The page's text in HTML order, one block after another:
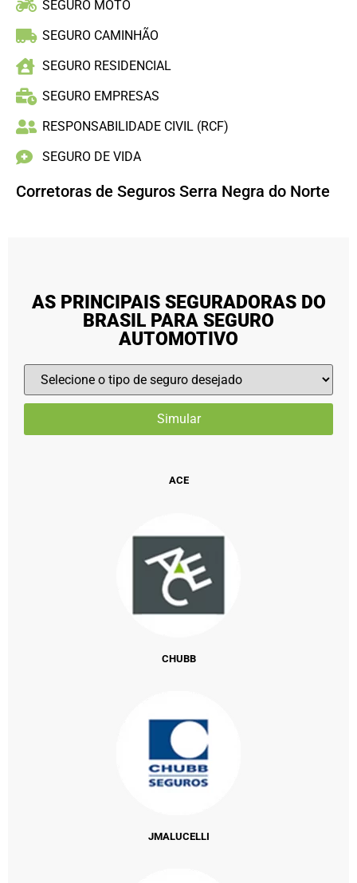
SEGURO MOTO
SEGURO CAMINHÃO
SEGURO RESIDENCIAL
SEGURO EMPRESAS
RESPONSABILIDADE CIVIL (RCF)
SEGURO DE VIDA
Corretoras de Seguros Serra Negra do Norte
AS PRINCIPAIS SEGURADORAS DO
BRASIL PARA SEGURO
AUTOMOTIVO
ACE
CHUBB
JMALUCELLI